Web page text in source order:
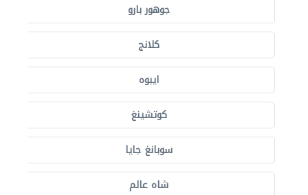
جوهور بارو
كلانج
ايبوه
كوتشينغ
سوبانغ جايا
شاه عالم